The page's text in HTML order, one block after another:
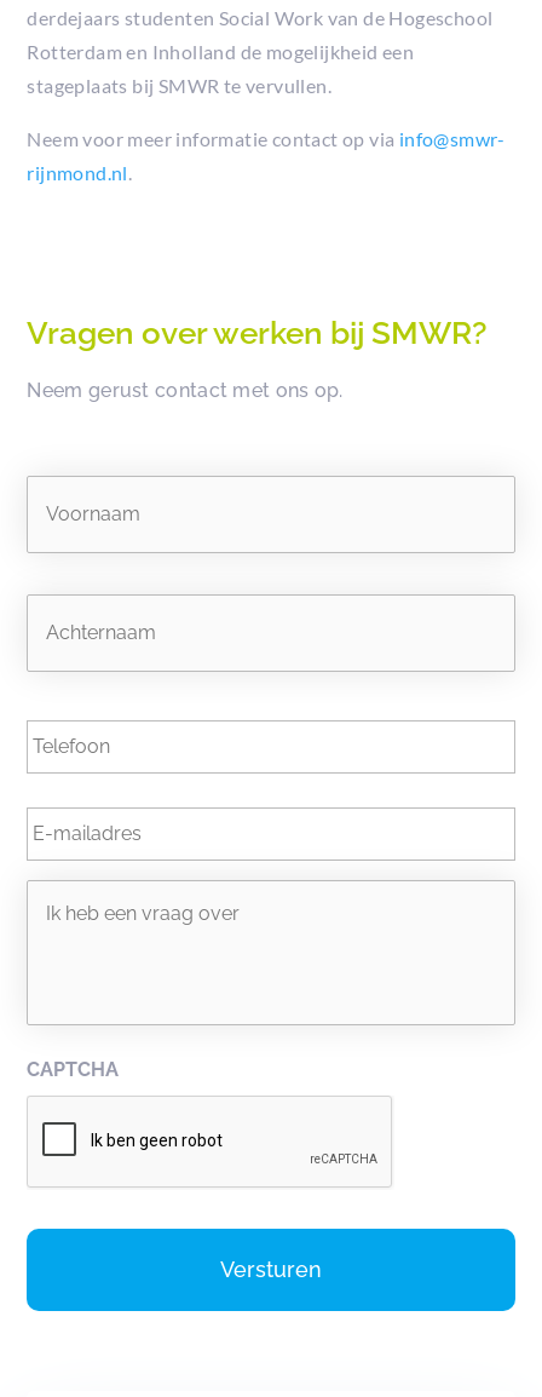
derdejaars studenten Social Work van de Hogeschool
Rotterdam en Inholland de mogelijkheid een
stageplaats bij SMWR te vervullen.
Neem voor meer informatie contact op via info@smwr-
rijnmond.nl
Vragen over werken bij SMWR?
Neem gerust contact met ons op.
Telefoon
E-
mailadres
titel
CAPTCHA